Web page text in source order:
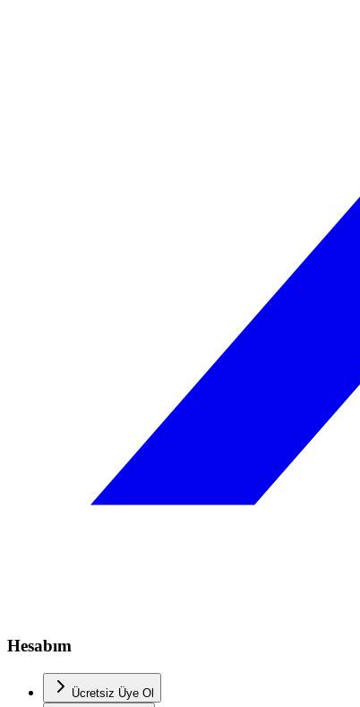
Hesabım
Ücretsiz Üye Ol